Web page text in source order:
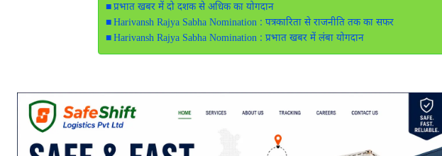
प्रभात खबर में दो दशक से अधिक का योगदान
Harivansh Rajya Sabha Nomination : पत्रकारिता से राजनीति तक का सफर
Harivansh Rajya Sabha Nomination : प्रभात खबर में लंबा योगदान